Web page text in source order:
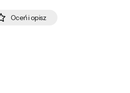
Oceń i opisz